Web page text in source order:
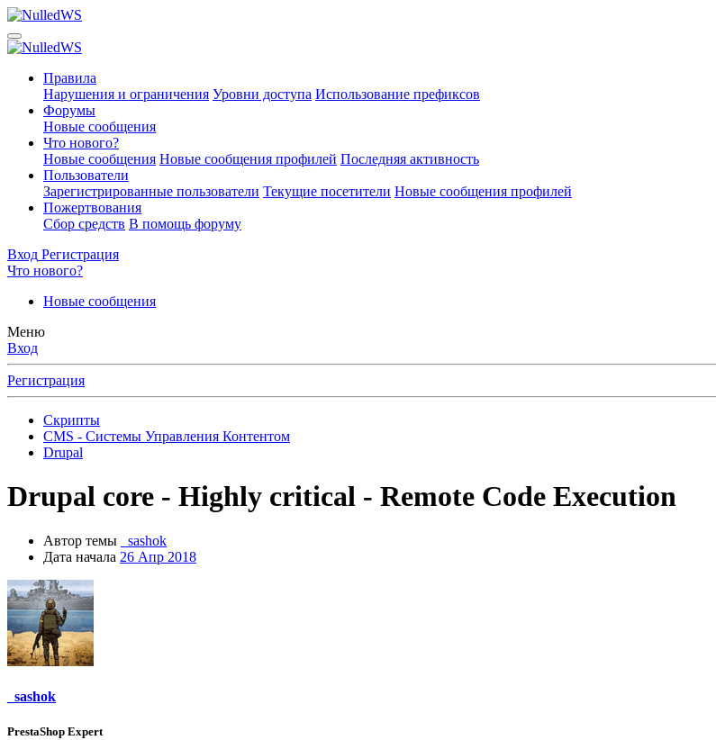
Правила
Нарушения и ограничения Уровни доступа Использование префиксов
Форумы
Новые сообщения
Что нового?
Новые сообщения Новые сообщения профилей Последняя активность
Пользователи
Зарегистрированные пользователи Текущие посетители Новые сообщения профилей
Пожертвования
Сбор средств В помощь форуму
Вход Регистрация
Что нового?
Новые сообщения
Меню
Вход
Регистрация
Скрипты
CMS - Системы Управления Контентом
Drupal
Drupal core - Highly critical - Remote Code Execution
Автор темы
_sashok
Дата начала 26 Апр 2018
_sashok
PrestaShop Expert